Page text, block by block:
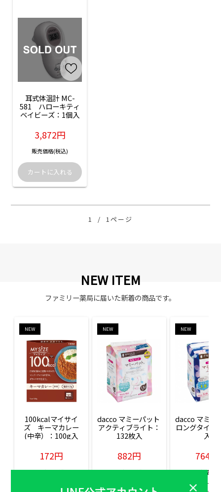
耳式体温計 MC-
581　ハローキティ
ベイビーズ：1個入
3,872円
販売価格(税込)
1 / 1ページ
NEW ITEM
ファミリー薬局に届いた新着の商品です。
NEW
100kcalマイサイ
ズ　キーマカレー
(中辛）：100g入
172円
販売価格(税込)
NEW
dacco マミーパット
アクティブライト：
132枚入
882円
販売価格(税込)
NEW
dacco マミー
ロングタイム
入
764円
販売価格(税